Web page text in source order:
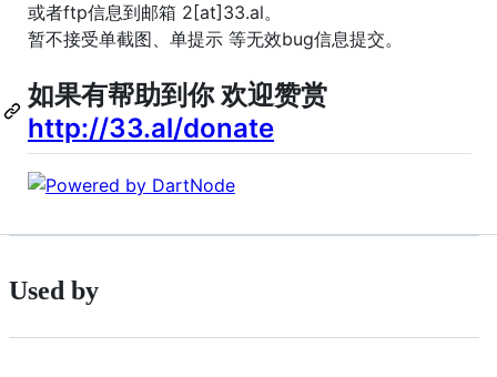
或者ftp信息到邮箱 2[at]33.al。
暂不接受单截图、单提示 等无效bug信息提交。
如果有帮助到你 欢迎赞赏
http://33.al/donate
Used by